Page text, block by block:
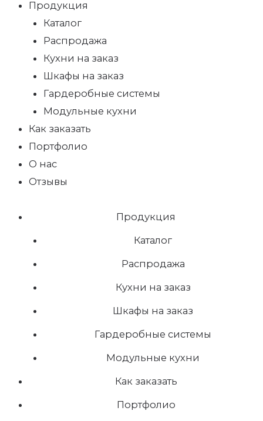
Продукция
Каталог
Распродажа
Кухни на заказ
Шкафы на заказ
Гардеробные системы
Модульные кухни
Как заказать
Портфолио
О нас
Отзывы
Продукция
Каталог
Распродажа
Кухни на заказ
Шкафы на заказ
Гардеробные системы
Модульные кухни
Как заказать
Портфолио